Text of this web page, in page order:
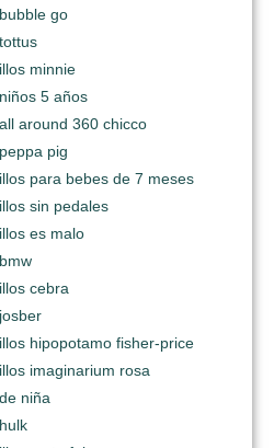
go
minnie
5 años
around 360 chicco
pig
para bebes de 7 meses
sin pedales
es malo
cebra
hipopotamo fisher-price
imaginarium rosa
niña